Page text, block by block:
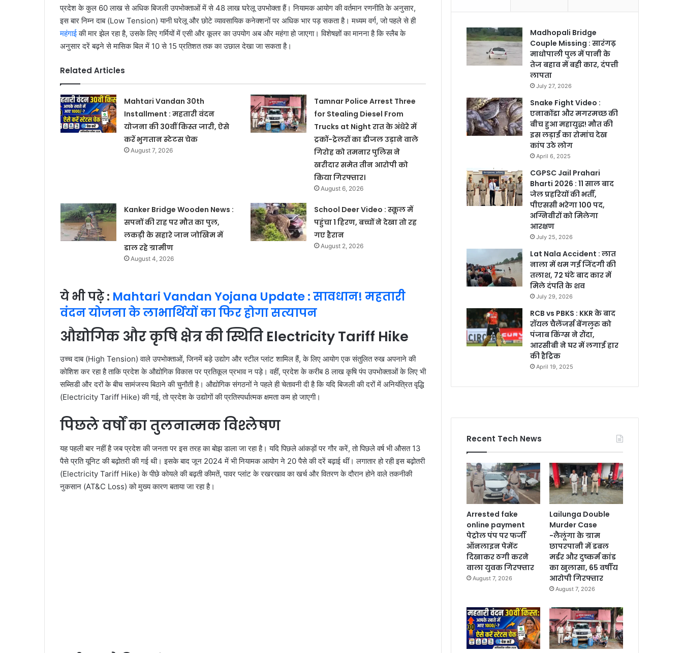
प्रदेश के कुल 60 लाख से अधिक बिजली उपभोक्ताओं में से 48 लाख घरेलू उपभोक्ता हैं। नियामक आयोग की वर्तमान रणनीति के अनुसार,
इस बार निम्न दाब (Low Tension) यानी घरेलू और छोटे व्यावसायिक कनेक्शनों पर अधिक भार पड़ सकता है। मध्यम वर्ग, जो पहले से ही
महंगाईकी मार झेल रहा है, उसके लिए गर्मियों में एसी और कूलर का उपयोग अब और महंगा हो जाएगा। विशेषज्ञों का मानना है कि स्लैब के
अनुसार दरें बढ़ने से मासिक बिल में 10 से 15 प्रतिशत तक का उछाल देखा जा सकता है।
Related Articles
Mahtari Vandan 30th
Installment : महतारी वंदन
योजना की 30वीं किस्त जारी, ऐसे
करें भुगतान स्टेटस चेक
August 7, 2026
Tamnar Police Arrest Three
for Stealing Diesel From
Trucks at Night रात के अंधेरे में
ट्रकों-ट्रेलरों का डीजल उड़ाने वाले
गिरोह को तमनार पुलिस ने
खरीदार समेत तीन आरोपी को
किया गिरफ्तार।
August 6, 2026
Kanker Bridge Wooden News :
सपनों की राह पर मौत का पुल,
लकड़ी के सहारे जान जोखिम में
डाल रहे ग्रामीण
August 4, 2026
School Deer Video : स्कूल में
पहुंचा 1 हिरण, बच्चों ने देखा तो रह
गए हैरान
August 2, 2026
ये भी पढ़े : Mahtari Vandan Yojana Update : सावधान! महतारी
वंदन योजना के लाभार्थियों का फिर होगा सत्यापन
औद्योगिक और कृषि क्षेत्र की स्थिति Electricity Tariff Hike
उच्च दाब (High Tension) वाले उपभोक्ताओं, जिनमें बड़े उद्योग और स्टील प्लांट शामिल हैं, के लिए आयोग एक संतुलित रुख अपनाने की
कोशिश कर रहा है ताकि प्रदेश के औद्योगिक विकास पर प्रतिकूल प्रभाव न पड़े। वहीं, प्रदेश के करीब 8 लाख कृषि पंप उपभोक्ताओं के लिए भी
सब्सिडी और दरों के बीच सामंजस्य बिठाने की चुनौती है। औद्योगिक संगठनों ने पहले ही चेतावनी दी है कि यदि बिजली की दरों में अनियंत्रित वृद्धि
(Electricity Tariff Hike) की गई, तो प्रदेश के उद्योगों की प्रतिस्पर्धात्मक क्षमता कम हो जाएगी।
पिछले वर्षों का तुलनात्मक विश्लेषण
यह पहली बार नहीं है जब प्रदेश की जनता पर इस तरह का बोझ डाला जा रहा है। यदि पिछले आंकड़ों पर गौर करें, तो पिछले वर्ष भी औसत 13
पैसे प्रति यूनिट की बढ़ोतरी की गई थी। इसके बाद जून 2024 में भी नियामक आयोग ने 20 पैसे की दरें बढ़ाई थीं। लगातार हो रही इस बढ़ोतरी
(Electricity Tariff Hike) के पीछे कोयले की बढ़ती कीमतें, पावर प्लांट के रखरखाव का खर्च और वितरण के दौरान होने वाले तकनीकी
नुकसान (AT&C Loss) को मुख्य कारण बताया जा रहा है।
Madhopali Bridge
Couple Missing : सारंगढ़
माधोपाली पुल में पानी के
तेज बहाव में बही कार, दंपत्ती
लापता
July 27, 2026
Snake Fight Video :
एनाकोंडा और मगरमच्छ की
बीच हुआ महायुद्ध! मौत की
इस लड़ाई का रोमांच देख
कांप उठे लोग
April 6, 2025
CGPSC Jail Prahari
Bharti 2026 : 11 साल बाद
जेल प्रहरियों की भर्ती,
पीएससी भरेगा 100 पद,
अग्निवीरों को मिलेगा
आरक्षण
July 25, 2026
Lat Nala Accident : लात
नाला में थम गई जिंदगी की
तलाश, 72 घंटे बाद कार में
मिले दंपति के शव
July 29, 2026
RCB vs PBKS : KKR के बाद
रॉयल चैलेंजर्स बेंगलुरु को
पंजाब किंग्स ने रौंदा,
आरसीबी ने घर में लगाई हार
की हैट्रिक
April 19, 2025
Recent Tech News
Arrested fake
online payment
पेट्रोल पंप पर फर्जी
ऑनलाइन पेमेंट
दिखाकर ठगी करने
वाला युवक गिरफ्तार
August 7, 2026
Lailunga Double
Murder Case
-लैलूंगा के ग्राम
छापरपानी में डबल
मर्डर और दुष्कर्म कांड
का खुलासा, 65 वर्षीय
आरोपी गिरफ्तार
August 7, 2026